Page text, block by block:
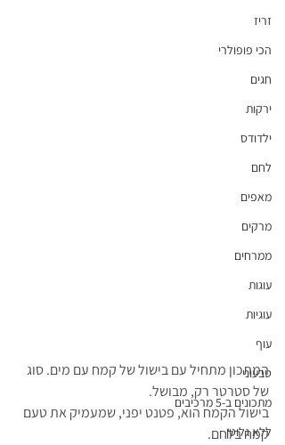
זריז
הכי פופולרי
חגים
ירקות
ילדודס
לחם
מאפים
מרקים
ממרחים
עוגות
עוגיות
עוף
טבעוני
מתכונים ב-5 מרכיבים
ללא גלוטן
המתכון מתחיל עם בישול של קמח עם מים. סוג
של סטרטר רק, מבושל.
בישול הקמח הוא, פטנט יפני, שמעמיק את טעם
קמח בלחם.